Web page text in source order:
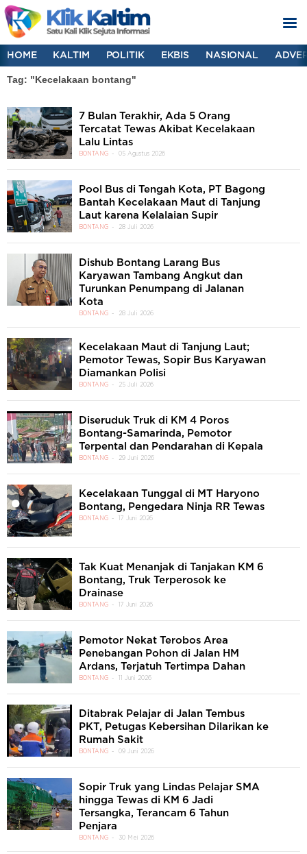
HOME KALTIM POLITIK EKBIS NASIONAL
Tag: "Kecelakaan bontang"
7 Bulan Terakhir, Ada 5 Orang
Tercatat Tewas Akibat Kecelakaan
Lalu Lintas
BONTANG 05 Agustus 2026
Pool Bus di Tengah Kota, PT Bagong
Bantah Kecelakaan Maut di Tanjung
Laut karena Kelalaian Supir
BONTANG 28 Juli 2026
Dishub Bontang Larang Bus
Karyawan Tambang Angkut dan
Turunkan Penumpang di Jalanan
Kota
BONTANG 28 Juli 2026
Kecelakaan Maut di Tanjung Laut;
Pemotor Tewas, Sopir Bus Karyawan
Diamankan Polisi
BONTANG 25 Juli 2026
Diseruduk Truk di KM 4 Poros
Bontang-Samarinda, Pemotor
Terpental dan Pendarahan di Kepala
BONTANG 29 Juni 2026
Kecelakaan Tunggal di MT Haryono
Bontang, Pengedara Ninja RR Tewas
BONTANG 17 Juni 2026
Tak Kuat Menanjak di Tanjakan KM 6
Bontang, Truk Terperosok ke
Drainase
BONTANG 17 Juni 2026
Pemotor Nekat Terobos Area
Penebangan Pohon di Jalan HM
Ardans, Terjatuh Tertimpa Dahan
BONTANG 11 Juni 2026
Ditabrak Pelajar di Jalan Tembus
PKT, Petugas Kebersihan Dilarikan ke
Rumah Sakit
BONTANG 09 Juni 2026
Sopir Truk yang Lindas Pelajar SMA
hingga Tewas di KM 6 Jadi
Tersangka, Terancam 6 Tahun
Penjara
BONTANG 30 Mei 2026